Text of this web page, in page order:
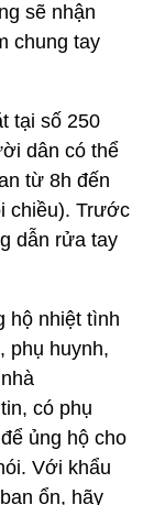
sẽ nhận
chung tay
tại số 250
dân có thể
từ 8h đến
chiều). Trước
dẫn rửa tay
hộ nhiệt tình
phụ huynh,
có phụ
ủng hộ cho
Với khẩu
ổn, hãy